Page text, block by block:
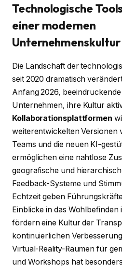
Technologische
einer modernen
Unternehmenskultur
Die Landschaft der
seit 2020 dramatisch
Anfang 2026,
Unternehmen, ihre Kultur
Kollaborationsplattformen
weiterentwickelten Versionen
Teams und die neuen KI-
ermöglichen eine nahtlose
geografische und
Feedback-Systeme und
Echtzeit geben
Einblicke in das Wohlbefinden
fördern eine Kultur der
kontinuierlichen
Virtual-Reality-Räumen für
und Workshops hat